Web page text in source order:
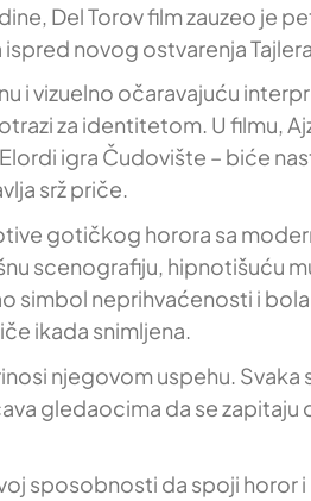
Del Torov film zauzeo je
novog ostvarenja Tajlera
i vizuelno očaravajuću
za identitetom. U filmu,
igra Čudovište – biće
srž priče.
gotičkog horora sa
scenografiju, hipnotišuću
simbol neprihvaćenosti i
ikada snimljena.
njegovom uspehu.
gledaocima da se
sposobnosti da spoji